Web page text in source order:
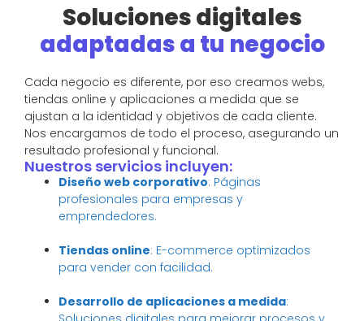
Soluciones digitales
adaptadas a tu negocio
Cada negocio es diferente, por eso creamos webs,
tiendas online y aplicaciones a medida que se
ajustan a la identidad y objetivos de cada cliente.
Nos encargamos de todo el proceso, asegurando un
resultado profesional y funcional.
Nuestros servicios incluyen:
Diseño web corporativo: Páginas
profesionales para empresas y
emprendedores.
Tiendas online: E-commerce optimizados
para vender con facilidad.
Desarrollo de aplicaciones a medida: